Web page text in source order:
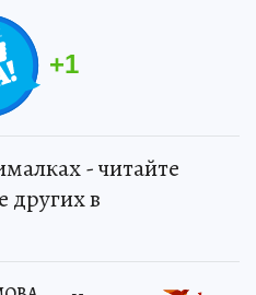
+1
- читайте
других в